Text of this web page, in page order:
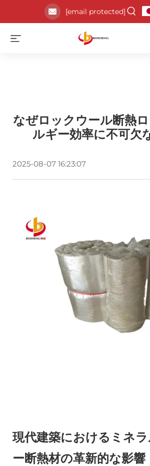
[email protected]
なぜロックウール断熱
ルギー効率に不可欠
2025-08-07 16:23:07
現代建築におけるミネ
ー断熱材の革新的な影響